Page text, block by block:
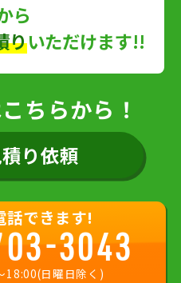
ら
りいただけます!!
ちらから！
り依頼
話できます!
3043
18:00(日曜日除く)